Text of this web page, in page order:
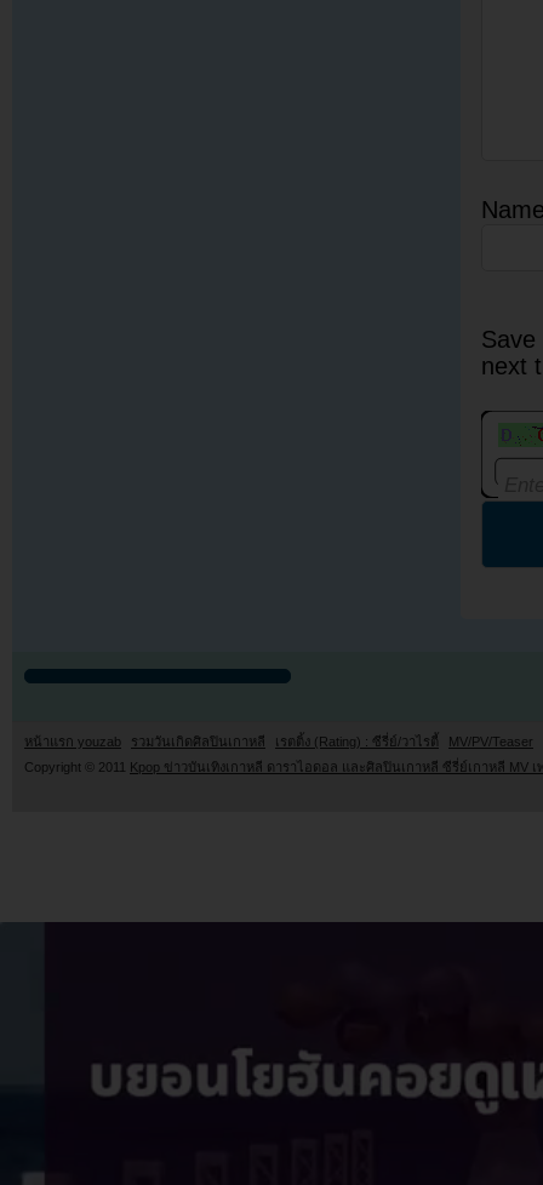
next
หน้าแรก youzab รวมวันเกิดศิลปินเกาหลี เรตติ้ง (Rating) : ซีรี่ย์/วาไรตี้
MV/PV/Teaser
Copyright © 2011 Kpop ข่าวบันเทิงเกาหลี ดาราไอดอล และศิลปินเกาหลี ซีรี่ย์เกาหลี MV